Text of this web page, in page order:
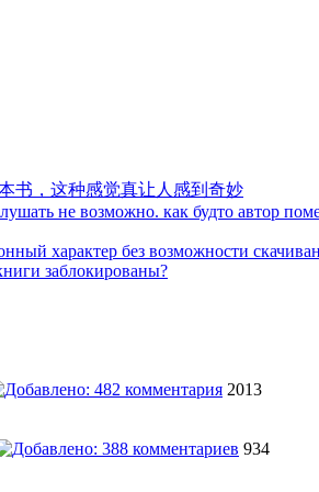
书，这种感觉真让人感到奇妙
не возможно. как будто автор
характер без возможности
заблокированы?
2013
934